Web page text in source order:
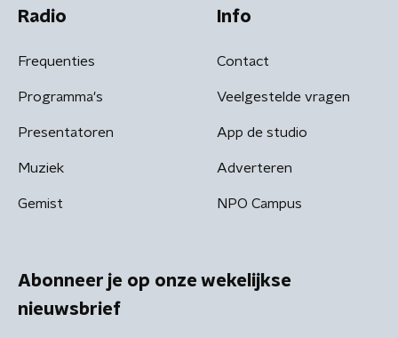
Radio
Frequenties
Programma's
Presentatoren
Muziek
Gemist
Info
Contact
Veelgestelde vragen
App de studio
Adverteren
NPO Campus
Abonneer je op onze wekelijkse
nieuwsbrief